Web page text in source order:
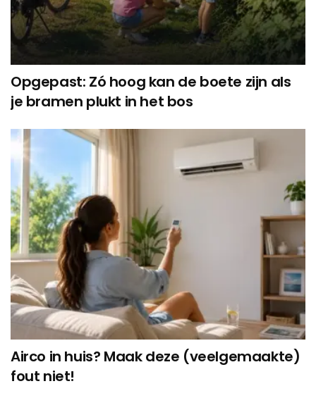
Opgepast: Zó hoog kan de boete zijn als
je bramen plukt in het bos
Airco in huis? Maak deze (veelgemaakte)
fout niet!